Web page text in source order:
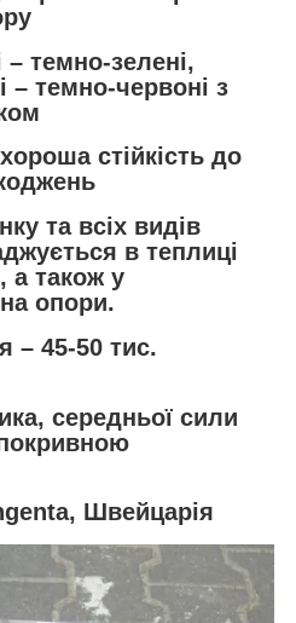
– темно-зелені,
– темно-червоні з
стійкість до
та всіх видів
в теплиці
а також у
опори.
– 45-50 тис.
середньої сили
Швейцарія